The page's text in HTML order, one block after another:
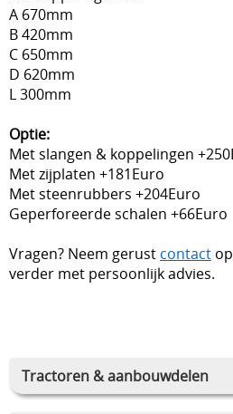
Tractoren & aanbouwdelen
A 670mm
B 420mm
C 650mm
D 620mm
L 300mm
Optie:
Met slangen & koppelingen
Met zijplaten +181Euro
Met steenrubbers +204Euro
Geperforeerde schalen +66Euro
Vragen? Neem gerust contact
verder met persoonlijk advies.